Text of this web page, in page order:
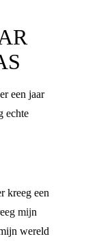
een jaar
echte
kreeg een
mijn
wereld